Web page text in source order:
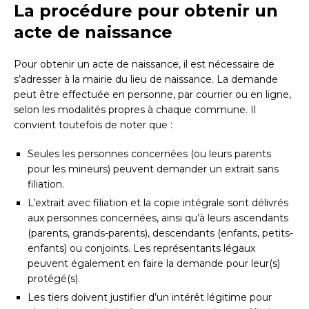
La procédure pour obtenir un
acte de naissance
Pour obtenir un acte de naissance, il est nécessaire de
s’adresser à la mairie du lieu de naissance. La demande
peut être effectuée en personne, par courrier ou en ligne,
selon les modalités propres à chaque commune. Il
convient toutefois de noter que :
Seules les personnes concernées (ou leurs parents
pour les mineurs) peuvent demander un extrait sans
filiation.
L’extrait avec filiation et la copie intégrale sont délivrés
aux personnes concernées, ainsi qu’à leurs ascendants
(parents, grands-parents), descendants (enfants, petits-
enfants) ou conjoints. Les représentants légaux
peuvent également en faire la demande pour leur(s)
protégé(s).
Les tiers doivent justifier d’un intérêt légitime pour